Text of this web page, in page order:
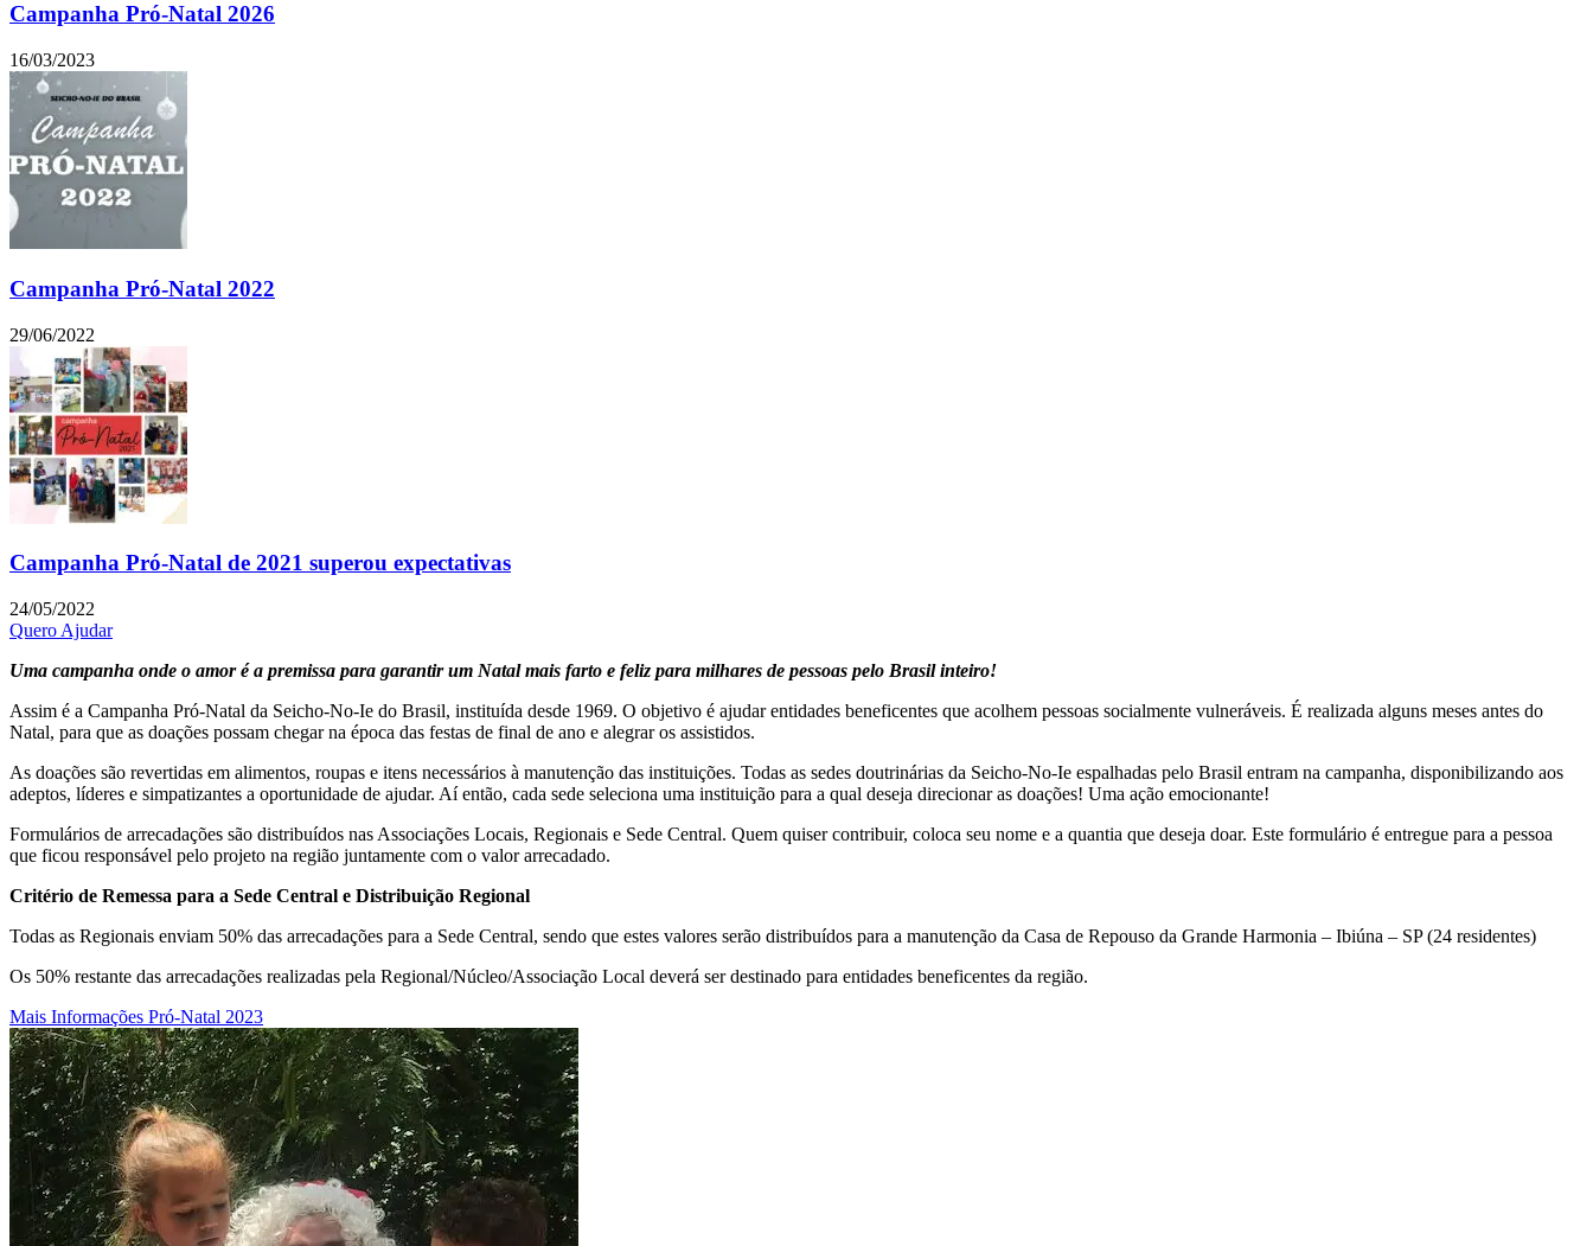
Campanha Pró-Natal 2026
16/03/2023
Campanha Pró-Natal 2022
29/06/2022
Campanha Pró-Natal de 2021 superou expectativas
24/05/2022
Quero Ajudar
Uma campanha onde o amor é a premissa para garantir um Natal mais farto e feliz para milhares de pessoas pelo Brasil inteiro!
Assim é a Campanha Pró-Natal da Seicho-No-Ie do Brasil, instituída desde 1969. O objetivo é ajudar entidades beneficentes que acolhem pessoas socialmente vulneráveis. É realizada alguns meses antes do
Natal, para que as doações possam chegar na época das festas de final de ano e alegrar os assistidos.
As doações são revertidas em alimentos, roupas e itens necessários à manutenção das instituições. Todas as sedes doutrinárias da Seicho-No-Ie espalhadas pelo Brasil entram na campanha, disponibilizando aos
adeptos, líderes e simpatizantes a oportunidade de ajudar. Aí então, cada sede seleciona uma instituição para a qual deseja direcionar as doações! Uma ação emocionante!
Formulários de arrecadações são distribuídos nas Associações Locais, Regionais e Sede Central. Quem quiser contribuir, coloca seu nome e a quantia que deseja doar. Este formulário é entregue para a pessoa
que ficou responsável pelo projeto na região juntamente com o valor arrecadado.
Critério de Remessa para a Sede Central e Distribuição Regional
Todas as Regionais enviam 50% das arrecadações para a Sede Central, sendo que estes valores serão distribuídos para a manutenção da Casa de Repouso da Grande Harmonia – Ibiúna – SP (24 residentes)
Os 50% restante das arrecadações realizadas pela Regional/Núcleo/Associação Local deverá ser destinado para entidades beneficentes da região.
Mais Informações Pró-Natal 2023